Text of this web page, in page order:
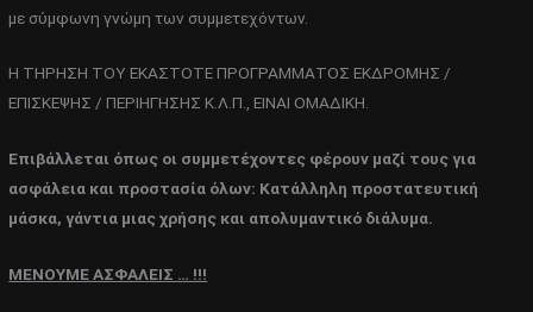
με σύμφωνη γνώμη των συμμετεχόντων.
Η ΤΗΡΗΣΗ ΤΟΥ ΕΚΑΣΤΟΤΕ ΠΡΟΓΡΑΜΜΑΤΟΣ ΕΚΔΡΟΜΗΣ /
ΕΠΙΣΚΕΨΗΣ / ΠΕΡΙΗΓΗΣΗΣ Κ.Λ.Π., ΕΙΝΑΙ ΟΜΑΔΙΚΗ.
Επιβάλλεται όπως οι συμμετέχοντες φέρουν μαζί τους για
ασφάλεια και προστασία όλων: Κατάλληλη προστατευτική
μάσκα, γάντια μιας χρήσης και απολυμαντικό διάλυμα.
ΜΕΝΟΥΜΕ ΑΣΦΑΛΕΙΣ … !!!